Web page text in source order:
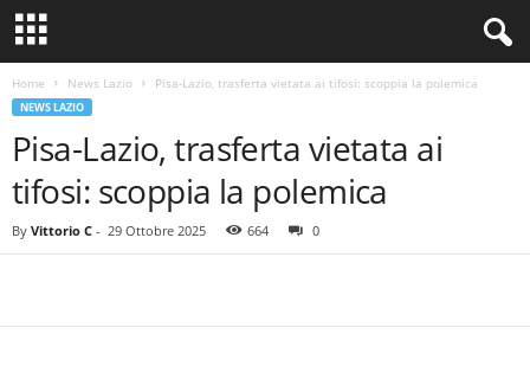
Home News Lazio Pisa-Lazio, trasferta vietata ai tifosi: scoppia la polemica
NEWS LAZIO
Pisa-Lazio, trasferta vietata ai
tifosi: scoppia la polemica
By Vittorio C - 29 Ottobre 2025 664 0